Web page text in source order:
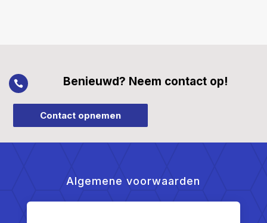
 Benieuwd? Neem contact op!
Contact opnemen
Algemene voorwaarden